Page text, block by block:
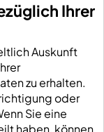
Ihrer
Auskunft
zu erhalten.
oder
Sie eine
haben, können